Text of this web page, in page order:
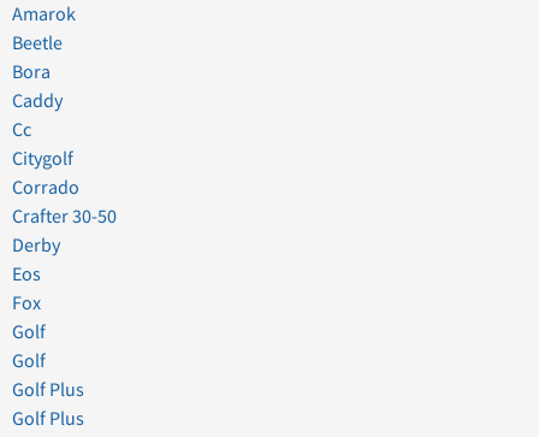
Amarok
Beetle
Bora
Caddy
Cc
Citygolf
Corrado
Crafter 30-50
Derby
Eos
Fox
Golf
Golf
Golf Plus
Golf Plus